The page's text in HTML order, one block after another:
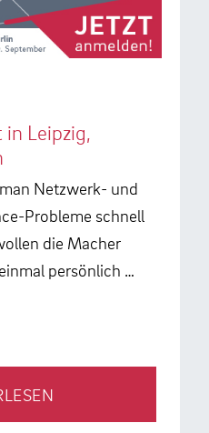
in Leipzig,
Netzwerk- und
Probleme schnell
die Macher
persönlich …